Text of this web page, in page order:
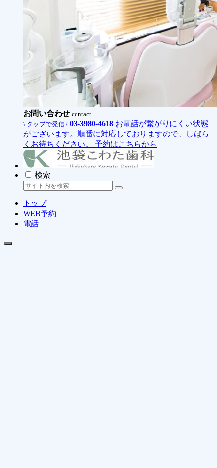
お問い合わせ contact
\ タップで発信 / 03-3980-4618 お電話が繋がりにくい状態
がございます。順番に対応しておりますので、しばら
くお待ちください。
予約はこちらから
検索
トップ
WEB予約
電話